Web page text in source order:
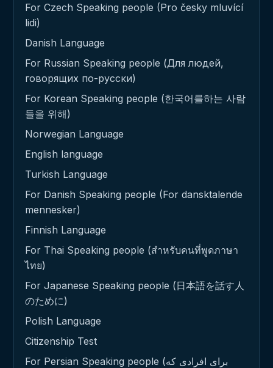
For Czech Speaking people (Pro česky mluvící
lidi)
Danish Language
For Russian Speaking people (Для людей,
говорящих по-русски)
For Korean Speaking people (한국어를하는 사람
들을 위해)
Norwegian Language
English language
Turkish Language
For Danish Speaking people (For dansktalende
mennesker)
Finnish Language
For Thai Speaking people (สำหรับคนที่พูดภาษา
ไทย)
For Japanese Speaking people (日本語を話す人
のために)
Polish Language
Citizenship Test
For Persian Speaking people (برای افرادی که